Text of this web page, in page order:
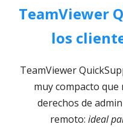
TeamViewer
los
TeamViewer
muy compacto
derechos de
remoto: ideal